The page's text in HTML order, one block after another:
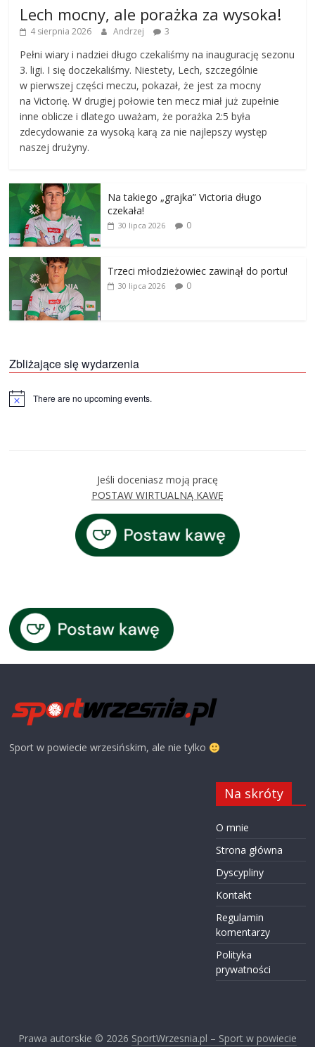
Lech mocny, ale porażka za wysoka!
4 sierpnia 2026 Andrzej 3
Pełni wiary i nadziei długo czekaliśmy na inaugurację sezonu
3. ligi. I się doczekaliśmy. Niestety, Lech, szczególnie
w pierwszej części meczu, pokazał, że jest za mocny
na Victorię. W drugiej połowie ten mecz miał już zupełnie
inne oblicze i dlatego uważam, że porażka 2:5 była
zdecydowanie za wysoką karą za nie najlepszy występ
naszej drużyny.
Na takiego „grajka” Victoria długo
czekała!
30 lipca 2026 0
Trzeci młodzieżowiec zawinął do portu!
30 lipca 2026 0
Zbliżające się wydarzenia
There are no upcoming events.
Jeśli doceniasz moją pracę
POSTAW WIRTUALNĄ KAWĘ
Sport w powiecie wrzesińskim, ale nie tylko
Na skróty
O mnie
Strona główna
Dyscypliny
Kontakt
Regulamin
komentarzy
Polityka
prywatności
Prawa autorskie © 2026 SportWrzesnia.pl – Sport w powiecie